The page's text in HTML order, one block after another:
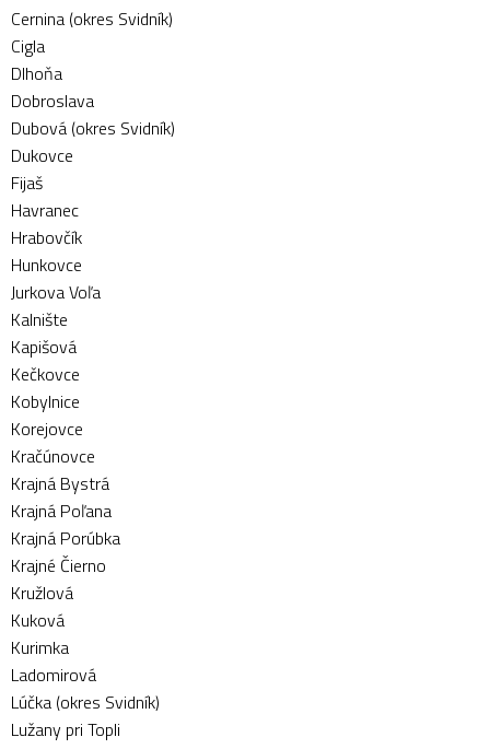
Cernina (okres Svidník)
Cigla
Dlhoňa
Dobroslava
Dubová (okres Svidník)
Dukovce
Fijaš
Havranec
Hrabovčík
Hunkovce
Jurkova Voľa
Kalnište
Kapišová
Kečkovce
Kobylnice
Korejovce
Kračúnovce
Krajná Bystrá
Krajná Poľana
Krajná Porúbka
Krajné Čierno
Kružlová
Kuková
Kurimka
Ladomirová
Lúčka (okres Svidník)
Lužany pri Topli